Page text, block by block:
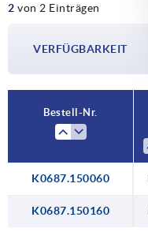
2 von 2 Einträgen
VERFÜGBARKEIT
Bestell-Nr.
K0687.150060
K0687.150160